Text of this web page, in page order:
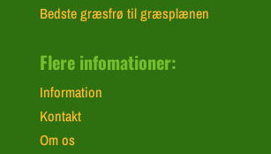
Bedste græsfrø til græsplænen
Flere infomationer:
Information
Kontakt
Om os